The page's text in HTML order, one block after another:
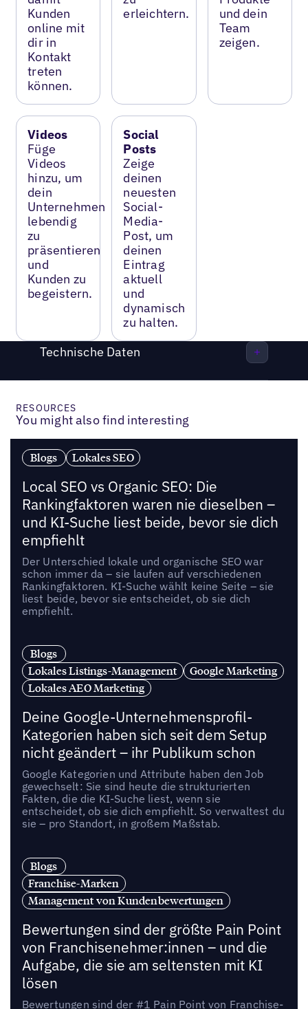
Kunden
online mit
dir in
Kontakt
treten
können.
erleichtern.
und dein
Team
zeigen.
Videos
Füge
Videos
hinzu, um
dein
Unternehmen
lebendig
zu
präsentieren
und
Kunden zu
begeistern.
Social
Posts
Zeige
deinen
neuesten
Social-
Media-
Post, um
deinen
Eintrag
aktuell
und
dynamisch
zu halten.
Technische Daten
RESOURCES
You might also find interesting
Blogs Lokales SEO
Local SEO vs Organic SEO: Die
Rankingfaktoren waren nie dieselben –
und KI-Suche liest beide, bevor sie dich
empfiehlt
Der Unterschied lokale und organische SEO war
schon immer da – sie laufen auf verschiedenen
Rankingfaktoren. KI-Suche wählt keine Seite – sie
liest beide, bevor sie entscheidet, ob sie dich
empfiehlt.
Blogs
Lokales Listings-Management
Google Marketing
Lokales AEO Marketing
Deine Google-Unternehmensprofil-
Kategorien haben sich seit dem Setup
nicht geändert – ihr Publikum schon
Google Kategorien und Attribute haben den Job
gewechselt: Sie sind heute die strukturierten
Fakten, die die KI-Suche liest, wenn sie
entscheidet, ob sie dich empfiehlt. So verwaltest du
sie – pro Standort, in großem Maßstab.
Blogs
Franchise-Marken
Management von Kundenbewertungen
Bewertungen sind der größte Pain Point
von Franchisenehmer:innen – und die
Aufgabe, die sie am seltensten mit KI
lösen
Bewertungen sind der #1 Pain Point von Franchise-